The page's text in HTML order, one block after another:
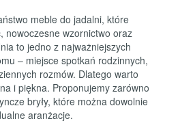
meble do jadalni, które
nowoczesne wzornictwo oraz
to jedno z najważniejszych
– miejsce spotkań rodzinnych,
rozmów. Dlatego warto
i piękna. Proponujemy zarówno
bryły, które można dowolnie
aranżacje.